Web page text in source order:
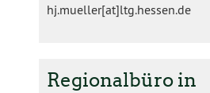
hj.mueller[at]ltg.hessen.de
Regionalbüro in